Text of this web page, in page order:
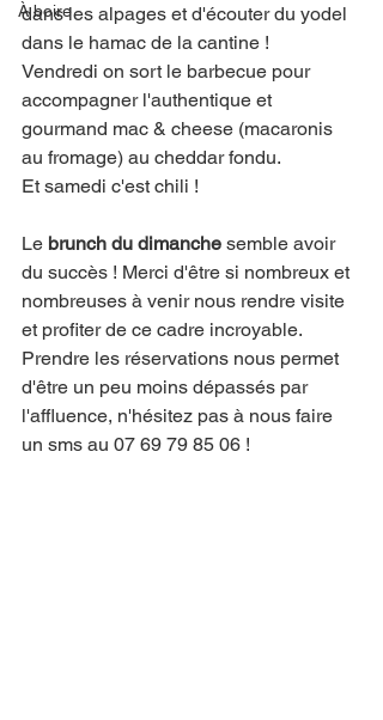
À boire
dans les alpages et d'écouter du yodel
dans le hamac de la cantine !
Vendredi on sort le barbecue pour
accompagner l'authentique et
gourmand mac & cheese (macaronis
au fromage) au cheddar fondu.
Et samedi c'est chili !
Le brunch du dimanche semble avoir
du succès ! Merci d'être si nombreux et
nombreuses à venir nous rendre visite
et profiter de ce cadre incroyable.
Prendre les réservations nous permet
d'être un peu moins dépassés par
l'affluence, n'hésitez pas à nous faire
un sms au 07 69 79 85 06 !